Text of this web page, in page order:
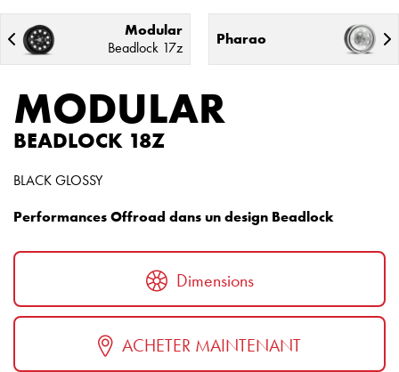
Modular
Beadlock 17z
Pharao
MODULAR
BEADLOCK 18Z
BLACK GLOSSY
Performances Offroad dans un design Beadlock
Dimensions
ACHETER MAINTENANT